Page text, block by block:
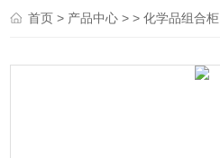
首页> 产品中心 > >化学品组合柜